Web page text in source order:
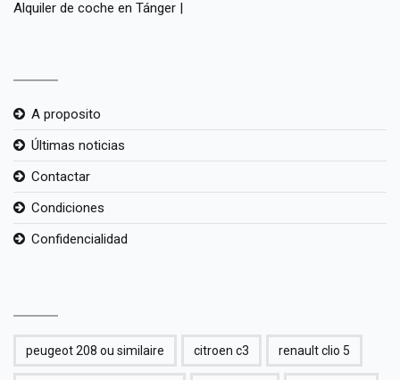
Alquiler de coche en Tánger |
A proposito
Últimas noticias
Contactar
Condiciones
Confidencialidad
peugeot 208 ou similaire citroen c3 renault clio 5